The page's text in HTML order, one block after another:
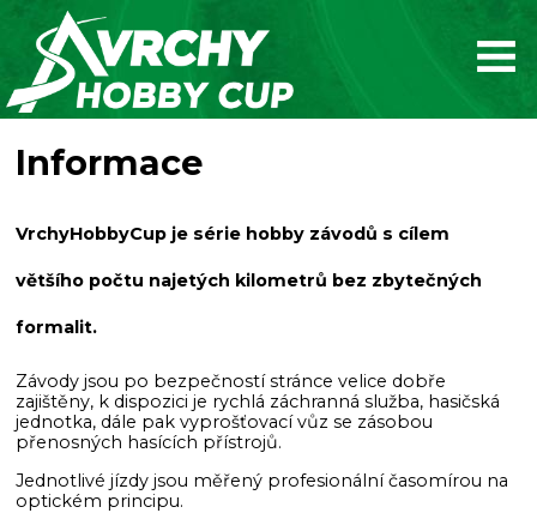
Informace
VrchyHobbyCup je série hobby závodů s cílem
většího počtu najetých kilometrů bez zbytečných
formalit.
Závody jsou po bezpečností stránce velice dobře
zajištěny, k dispozici je rychlá záchranná služba, hasičská
jednotka, dále pak vyprošťovací vůz se zásobou
přenosných hasících přístrojů.
Jednotlivé jízdy jsou měřený profesionální časomírou na
optickém principu.